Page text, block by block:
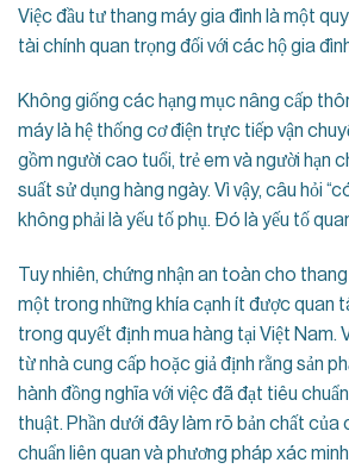
Việc đầu tư thang máy gia đình là một
tài chính quan trọng đối với các hộ gia
Không giống các hạng mục nâng cấp
máy là hệ thống cơ điện trực tiếp vận
gồm người cao tuổi, trẻ em và người hạn
suất sử dụng hàng ngày. Vì vậy, câu hỏi
không phải là yếu tố phụ. Đó là yếu tố
Tuy nhiên, chứng nhận an toàn cho
một trong những khía cạnh ít được quan
trong quyết định mua hàng tại Việt Nam.
từ nhà cung cấp hoặc giả định rằng sản
hành đồng nghĩa với việc đã đạt tiêu
thuật. Phần dưới đây làm rõ bản chất của
chuẩn liên quan và phương pháp xác